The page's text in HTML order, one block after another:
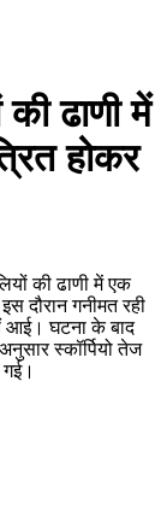
की ढाणी में
होकर
की ढाणी में एक
दौरान गनीमत रही
आई। घटना के बाद
स्कॉर्पियो तेज